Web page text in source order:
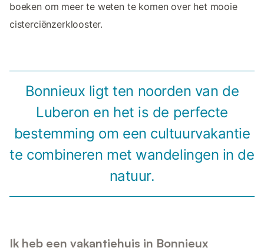
boeken om meer te weten te komen over het mooie
cisterciënzerklooster.
Bonnieux ligt ten noorden van de
Luberon en het is de perfecte
bestemming om een cultuurvakantie
te combineren met wandelingen in de
natuur.
Ik heb een vakantiehuis in Bonnieux